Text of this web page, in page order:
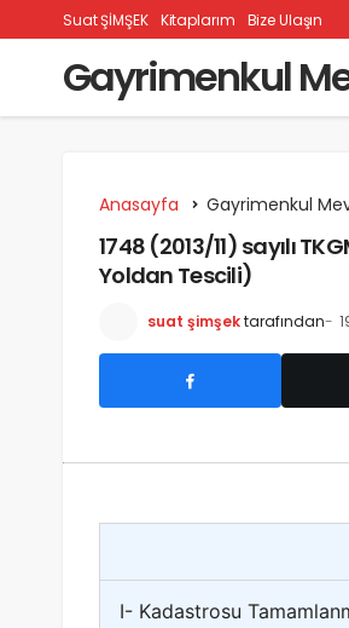
Suat ŞİMŞEK Kitaplarım Bize Ulaşın
Gayrimenkul
Anasayfa Gayrimenkul
1748 (2013/11) sayılı
Yoldan Tescili)
suat şimşektarafından
I- Kadastrosu